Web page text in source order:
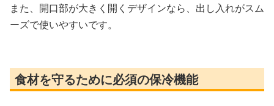
また、開口部が大きく開くデザインなら、出し入れがスム
ーズで使いやすいです。
食材を守るために必須の保冷機能